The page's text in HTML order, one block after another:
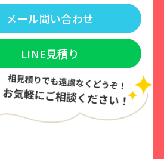
メール問い合わせ
LINE見積り